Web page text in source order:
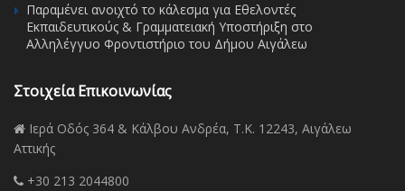
Παραμένει ανοιχτό το κάλεσμα για Εθελοντές
Εκπαιδευτικούς & Γραμματειακή Υποστήριξη στο
Αλληλέγγυο Φροντιστήριο του Δήμου Αιγάλεω
Στοιχεία Επικοινωνίας
Ιερά Οδός 364 & Κάλβου Ανδρέα, Τ.Κ. 12243, Αιγάλεω
Αττικής
+30 213 2044800